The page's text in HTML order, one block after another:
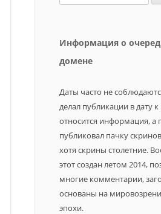
Информация о
домене
Даты часто не
делал публикации в дату
относится информация, а
публиковал пачку
хотя скрины столетние.
этот создан летом 2014,
многие комментарии,
основаны на
эпохи.